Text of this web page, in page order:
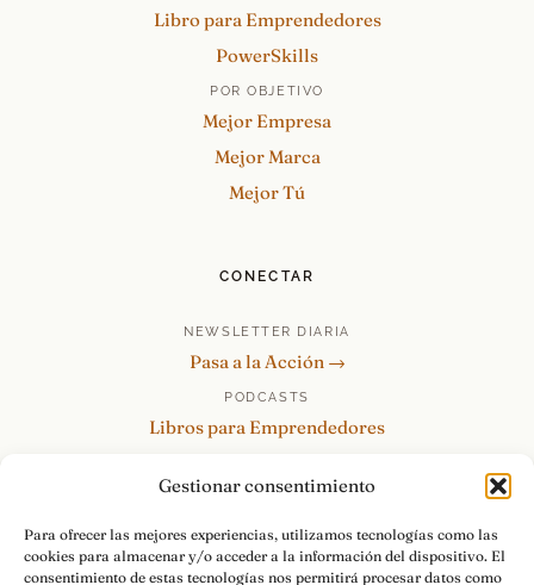
Gestionar consentimiento
Para ofrecer las mejores experiencias, utilizamos tecnologías como las
cookies para almacenar y/o acceder a la información del dispositivo. El
consentimiento de estas tecnologías nos permitirá procesar datos como
Libro para Emprendedores
PowerSkills
POR OBJETIVO
Mejor Empresa
Mejor Marca
Mejor Tú
CONECTAR
NEWSLETTER DIARIA
Pasa a la Acción →
PODCASTS
Libros para Emprendedores
re:Invéntate / PowerSkills
MENTOR360
HABLAMOS